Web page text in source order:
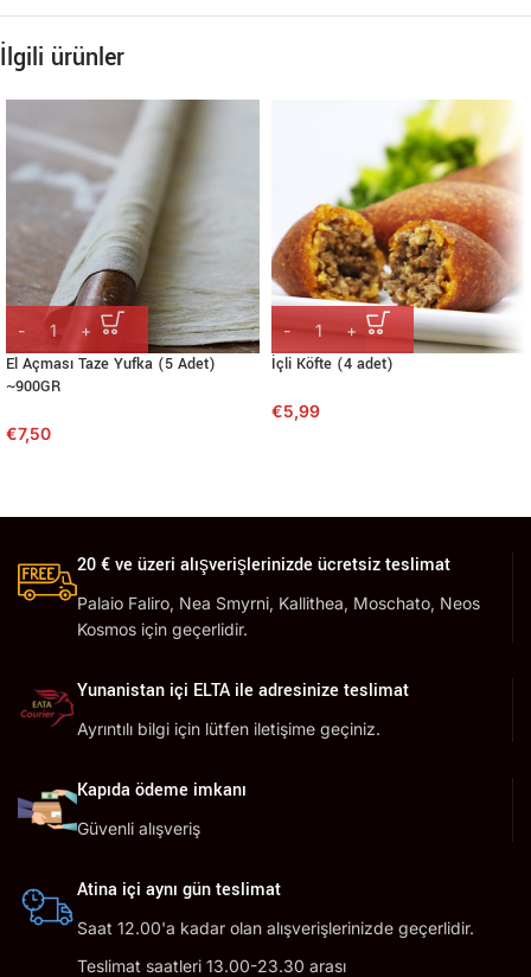
İlgili ürünler
El Açması Taze Yufka (5 Adet)
~900GR
€7,50
İçli Köfte (4 adet)
€5,99
20 € ve üzeri alışverişlerinizde ücretsiz teslimat
Palaio Faliro, Nea Smyrni, Kallithea, Moschato, Neos
Kosmos için geçerlidir.
Yunanistan içi ELTA ile adresinize teslimat
Ayrıntılı bilgi için lütfen iletişime geçiniz.
Kapıda ödeme imkanı
Güvenli alışveriş
Atina içi aynı gün teslimat
Saat 12.00'a kadar olan alışverişlerinizde geçerlidir.
Teslimat saatleri 13.00-23.30 arası